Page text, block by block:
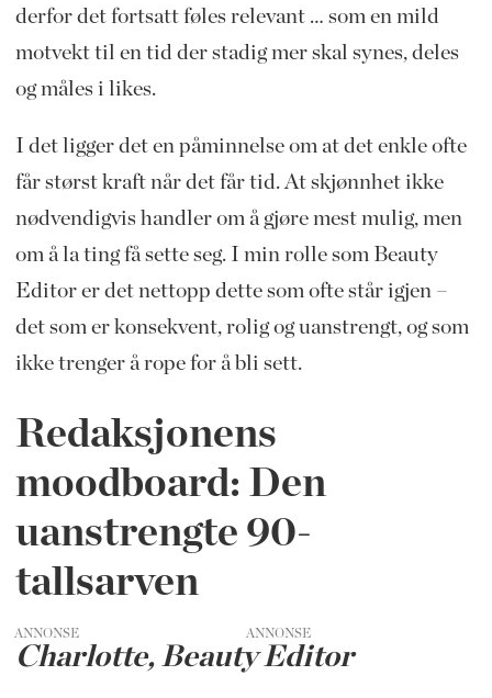
derfor det fortsatt føles relevant … som en mild
motvekt til en tid der stadig mer skal synes, deles
og måles i likes.
I det ligger det en påminnelse om at det enkle ofte
får størst kraft når det får tid. At skjønnhet ikke
nødvendigvis handler om å gjøre mest mulig, men
om å la ting få sette seg. I min rolle som Beauty
Editor er det nettopp dette som ofte står igjen –
det som er konsekvent, rolig og uanstrengt, og som
ikke trenger å rope for å bli sett.
Redaksjonens
moodboard: Den
uanstrengte 90-
tallsarven
ANNONSE
Charlotte, Beauty Editor